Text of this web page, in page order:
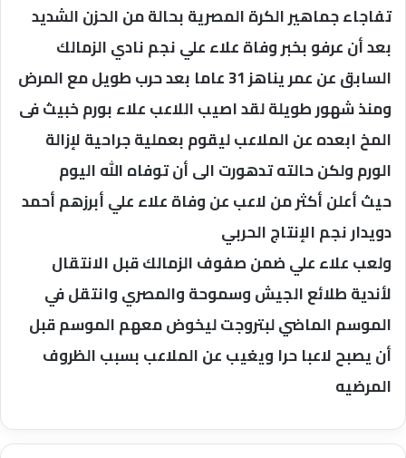
تفاجاء جماهير الكرة المصرية بحالة من الحزن الشديد
بعد أن عرفو بخبر وفاة علاء علي نجم نادي الزمالك
السابق عن عمر يناهز 31 عاما بعد حرب طويل مع المرض
ومنذ شهور طويلة لقد اصيب اللاعب علاء بورم خبيث فى
المخ ابعده عن الملاعب ليقوم بعملية جراحية لإزالة
الورم ولكن حالته تدهورت الى أن توفاه الله اليوم
حيث أعلن أكثر من لاعب عن وفاة علاء علي أبرزهم أحمد
دويدار نجم الإنتاج الحربي
ولعب علاء علي ضمن صفوف الزمالك قبل الانتقال
لأندية طلائع الجيش وسموحة والمصري وانتقل في
الموسم الماضي لبتروجت ليخوض معهم الموسم قبل
أن يصبح لاعبا حرا ويغيب عن الملاعب بسبب الظروف
المرضيه